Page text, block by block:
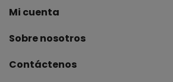
Mi cuenta
Sobre nosotros
Contáctenos